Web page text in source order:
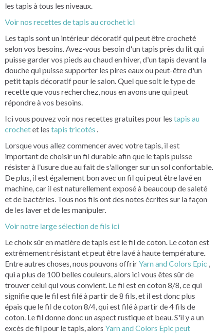
les tapis à tous les niveaux.
Voir nos recettes de tapis au crochet ici
Les tapis sont un intérieur décoratif qui peut être crocheté
selon vos besoins. Avez-vous besoin d'un tapis près du lit qui
puisse garder vos pieds au chaud en hiver, d'un tapis devant la
douche qui puisse supporter les pires eaux ou peut-être d'un
petit tapis décoratif pour le salon. Quel que soit le type de
recette que vous recherchez, nous en avons une qui peut
répondre à vos besoins.
Ici vous pouvez voir nos recettes gratuites pour les tapis au
crochetet les tapis tricotés .
Lorsque vous allez commencer avec votre tapis, il est
important de choisir un fil durable afin que le tapis puisse
résister à l'usure due au fait de s'allonger sur un sol confortable.
De plus, il est également bon avec un fil qui peut être lavé en
machine, car il est naturellement exposé à beaucoup de saleté
et de bactéries. Tous nos fils ont des notes écrites sur la façon
de les laver et de les manipuler.
Voir notre large sélection de fils ici
Le choix sûr en matière de tapis est le fil de coton. Le coton est
extrêmement résistant et peut être lavé à haute température.
Entre autres choses, nous pouvons offrirYarn and Colors Epic ,
qui a plus de 100 belles couleurs, alors ici vous êtes sûr de
trouver celui qui vous convient. Le fil est en coton 8/8, ce qui
signifie que le fil est filé à partir de 8 fils, et il est donc plus
épais que le fil de coton 8/4, qui est filé à partir de 4 fils de
coton. Le fil donne donc un aspect rustique et beau. S'il y a un
excès de fil pour le tapis, alors Yarn and Colors Epic peut